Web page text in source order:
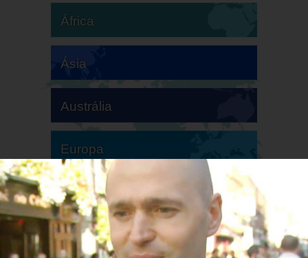
África
Ásia
Austrália
Europa
América do Sul
América do Norte